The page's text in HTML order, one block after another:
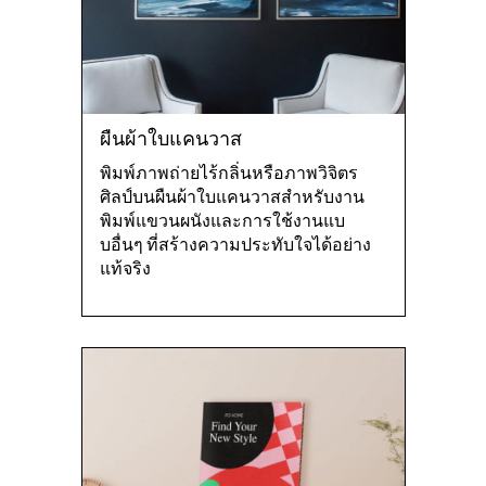
ผืนผ้าใบแคนวาส
พิมพ์ภาพถ่ายไร้กลิ่นหรือภาพวิจิตร
ศิลป์บนผืนผ้าใบแคนวาสสําหรับงาน
พิมพ์แขวนผนังและการใช้งานแบ
บอื่นๆ ที่สร้างความประทับใจได้อย่าง
แท้จริง